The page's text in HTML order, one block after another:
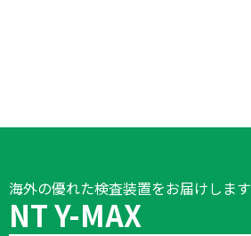
海外の優れた検査装置をお届けします
NT Y-MAX